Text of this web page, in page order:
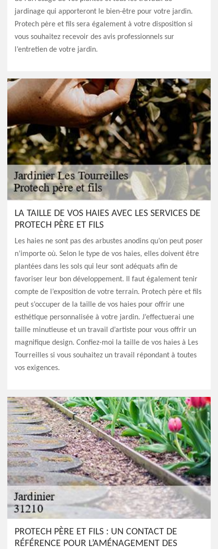
jardinage qui apporteront le bien-être pour votre jardin.
Protech père et fils sera également à votre disposition si
vous souhaitez recevoir des avis professionnels sur
l’entretien de votre jardin.
LA TAILLE DE VOS HAIES AVEC LES SERVICES DE
PROTECH PÈRE ET FILS
Les haies ne sont pas des arbustes anodins qu’on peut poser
n’importe où. Selon le type de vos haies, elles doivent être
plantées dans les sols qui leur sont adéquats afin de
favoriser leur bon développement. Il faut également tenir
compte de l’exposition de votre terrain. Protech père et fils
peut s’occuper de la taille de vos haies pour offrir une
esthétique personnalisée à votre jardin. J’effectuerai une
taille minutieuse et un travail d’artiste pour vous offrir un
magnifique design. Confiez-moi la taille de vos haies à Les
Tourreilles si vous souhaitez un travail répondant à toutes
vos exigences.
PROTECH PÈRE ET FILS : UN CONTACT DE
RÉFÉRENCE POUR L’AMÉNAGEMENT DES